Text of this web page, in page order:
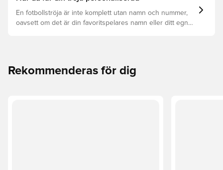
En fotbollströja är inte komplett utan namn och nummer,
oavsett om det är din favoritspelares namn eller ditt egna.
Rekommenderas för dig